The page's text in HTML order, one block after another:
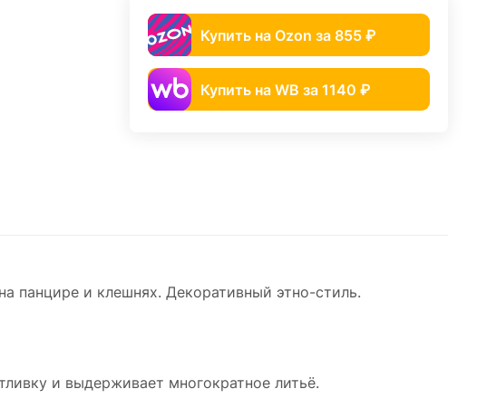
Купить на Ozon за 855 ₽
Купить на WB за 1140 ₽
панцире и клешнях. Декоративный этно-стиль.
и выдерживает многократное литьё.